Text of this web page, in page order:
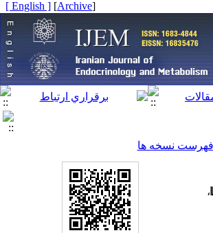
[
Archive
]
[ English ]
نسخه ها
،